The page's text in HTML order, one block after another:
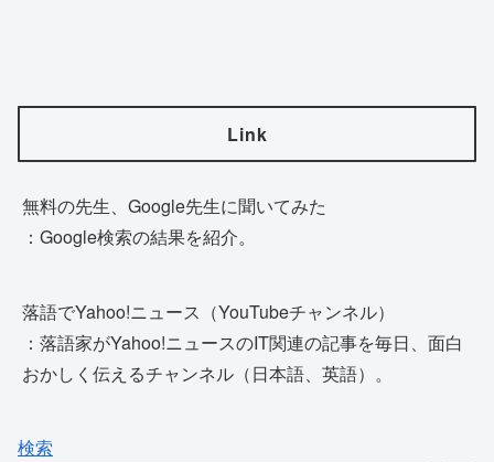
Link
無料の先生、Google先生に聞いてみた
：Google検索の結果を紹介。
落語でYahoo!ニュース（YouTubeチャンネル）
：落語家がYahoo!ニュースのIT関連の記事を毎日、面白
おかしく伝えるチャンネル（日本語、英語）。
検索